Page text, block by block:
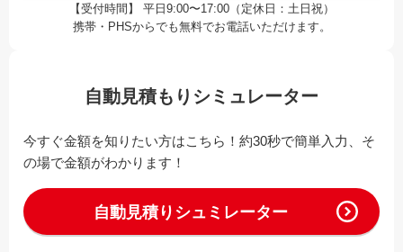
【受付時間】 平日9:00〜17:00（定休日：土日祝）
携帯・PHSからでも無料でお電話いただけます。
自動見積もりシミュレーター
今すぐ金額を知りたい方はこちら！約30秒で簡単入力、そ
の場で金額がわかります！
自動見積りシュミレーター